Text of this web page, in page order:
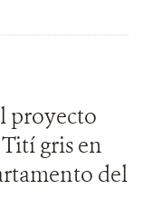
proyecto
gris en
del